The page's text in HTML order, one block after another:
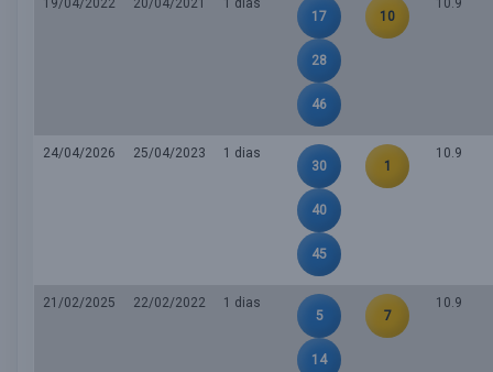
19/04/2022 20/04/2021
1 dias
17
28
46
10
10.9
24/04/2026 25/04/2023
1 dias
30
40
45
1
10.9
21/02/2025 22/02/2022
1 dias
5
14
7
10.9